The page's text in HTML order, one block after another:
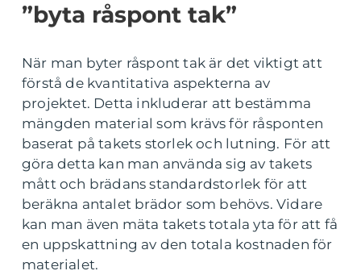
”byta råspont tak”
När man byter råspont tak är det viktigt att
förstå de kvantitativa aspekterna av
projektet. Detta inkluderar att bestämma
mängden material som krävs för råsponten
baserat på takets storlek och lutning. För att
göra detta kan man använda sig av takets
mått och brädans standardstorlek för att
beräkna antalet brädor som behövs. Vidare
kan man även mäta takets totala yta för att få
en uppskattning av den totala kostnaden för
materialet.